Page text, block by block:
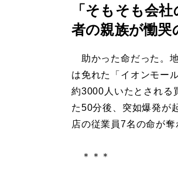
「そもそも会
者の親族が慟
助かった命だった。
は免れた「イオンモー
約3000人いたとされる
た50分後、突如爆発が
店の従業員7名の命が奪
＊＊＊